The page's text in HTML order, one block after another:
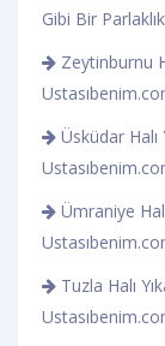
Gibi Bir
Zeytinburnu
Üsküdar
Ümraniye
Tuzla Halı